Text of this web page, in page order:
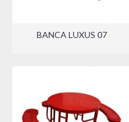
BANCA LUXUS 07